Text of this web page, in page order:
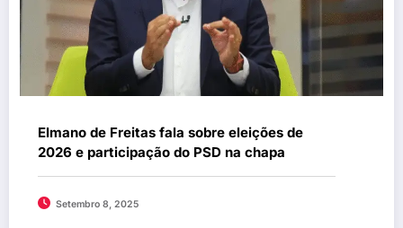
Elmano de Freitas fala sobre eleições de
2026 e participação do PSD na chapa
Setembro 8, 2025